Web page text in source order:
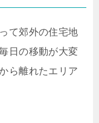
て郊外の住宅地
日の移動が大変
ら離れたエリア